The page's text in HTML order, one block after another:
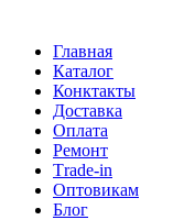
Главная
Каталог
Конктакты
Доставка
Оплата
Ремонт
Тrade-in
Оптовикам
Блог